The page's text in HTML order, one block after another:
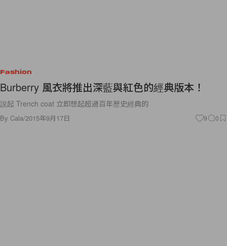
Fashion
Burberry 風衣將推出深藍與紅色的經典版本！
說起 Trench coat 立即想起超過百年歷史經典的
By Cala/2015年9月17日 9 0